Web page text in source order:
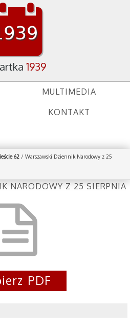
1939
MULTIMEDIA
KONTAKT
62 / Warszawski Dziennik Narodowy z 25
NARODOWY Z 25 SIERPNIA
PDF